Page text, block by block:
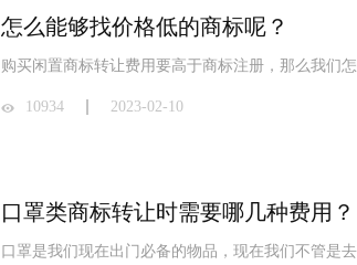
怎么能够找价格低的商标呢？
购买闲置商标转让费用要高于商标注册，那么我们
10934 2023-02-10
口罩类商标转让时需要哪几种费用？
口罩是我们现在出门必备的物品，现在我们不管是